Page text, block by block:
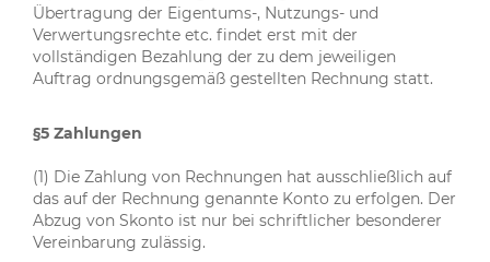
Übertragung der Eigentums-, Nutzungs- und
Verwertungsrechte etc. findet erst mit der
vollständigen Bezahlung der zu dem jeweiligen
Auftrag ordnungsgemäß gestellten Rechnung statt.
§5 Zahlungen
(1) Die Zahlung von Rechnungen hat ausschließlich auf
das auf der Rechnung genannte Konto zu erfolgen. Der
Abzug von Skonto ist nur bei schriftlicher besonderer
Vereinbarung zulässig.